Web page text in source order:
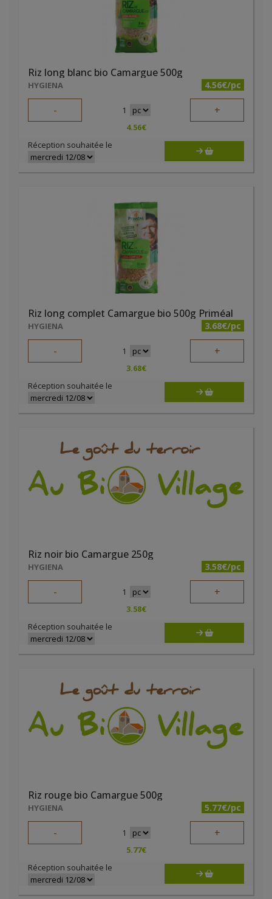
Riz long blanc bio Camargue 500g
HYGIENA 4.56€/pc
- 1 +
4.56€
Réception souhaitée le
Riz long complet Camargue bio 500g Priméal
HYGIENA 3.68€/pc
- 1 +
3.68€
Réception souhaitée le
Riz noir bio Camargue 250g
HYGIENA 3.58€/pc
- 1 +
3.58€
Réception souhaitée le
Riz rouge bio Camargue 500g
HYGIENA 5.77€/pc
- 1 +
5.77€
Réception souhaitée le